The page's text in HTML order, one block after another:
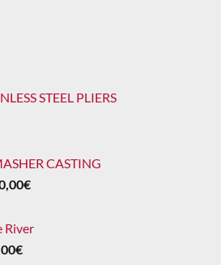
STEEL PLIERS
CASTING
€
River
€Il